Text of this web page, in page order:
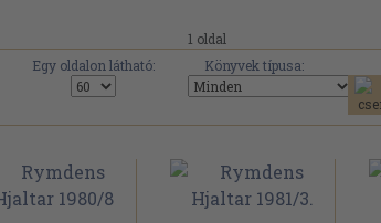
1 oldal
Egy oldalon látható: Könyvek típusa: